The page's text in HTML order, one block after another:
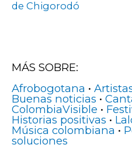
de Chigorodó
MÁS SOBRE:
Afrobogotana •
Buenas noticias •
ColombiaVisible •
Historias positivas •
Música colombiana •
soluciones